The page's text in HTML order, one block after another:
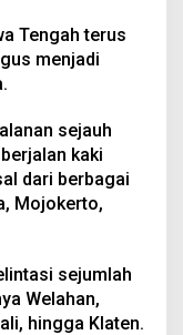
Tengah terus
menjadi
sejauh
kaki
dari berbagai
Mojokerto,
sejumlah
Welahan,
hingga Klaten.